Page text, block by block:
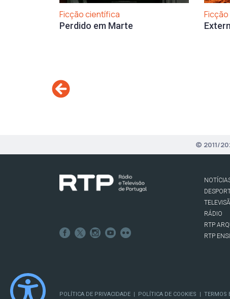
Ficção científica
Perdido em Marte
© 2011/
RÁDIO
RTP
RTP
POLÍTICA DE PRIVACIDADE POLÍTICA DE COOKIES TERMOS